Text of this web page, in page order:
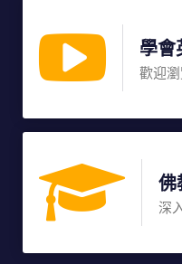
學會
歡迎
佛
深